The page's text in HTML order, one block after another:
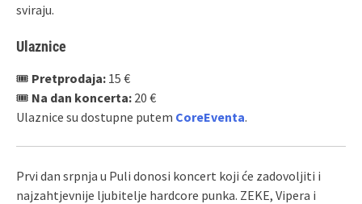
sviraju.
Ulaznice
🎟 Pretprodaja: 15 €
🎟 Na dan koncerta: 20 €
Ulaznice su dostupne putem CoreEventa.
Prvi dan srpnja u Puli donosi koncert koji će zadovoljiti i
najzahtjevnije ljubitelje hardcore punka. ZEKE, Vipera i